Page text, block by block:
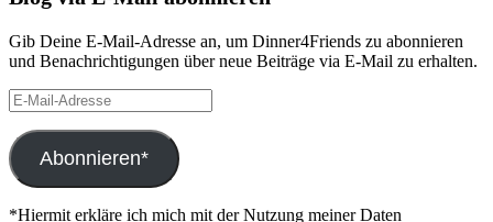
Gib Deine E-Mail-Adresse an, um Dinner4Friends zu abonnieren
und Benachrichtigungen über neue Beiträge via E-Mail zu erhalten.
E-
Mail-
Adresse
Abonnieren*
*Hiermit erkläre ich mich mit der Nutzung meiner Daten